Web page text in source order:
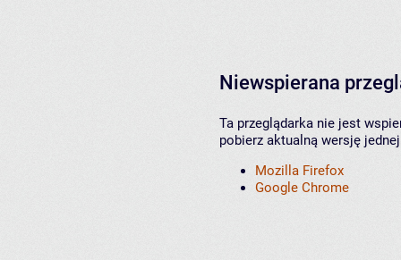
Niewspierana
Ta przeglądarka nie jest
pobierz aktualną wersję
Mozilla Firefox
Google Chrome